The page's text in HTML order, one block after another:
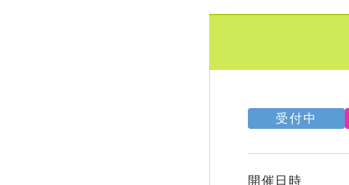
受付中
開催日時